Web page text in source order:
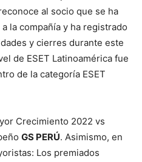
al socio que se ha
la compañía y ha registrado
y cierres durante este
de ESET Latinoamérica fue
de la categoría ESET
Crecimiento 2022 vs
GS PERÚ. Asimismo, en
Los premiados